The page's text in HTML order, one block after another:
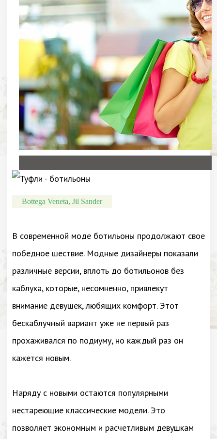
Bottega Veneta, Jil Sander
В современной моде ботильоны продолжают свое
победное шествие. Модные дизайнеры показали
различные версии, вплоть до ботильонов без
каблука, которые, несомненно, привлекут
внимание девушек, любящих комфорт. Этот
бескаблучный вариант уже не первый раз
прохаживался по подиуму, но каждый раз он
кажется новым.
Наряду с новыми остаются популярными
нестареющие классические модели. Это
позволяет экономным и расчетливым девушкам